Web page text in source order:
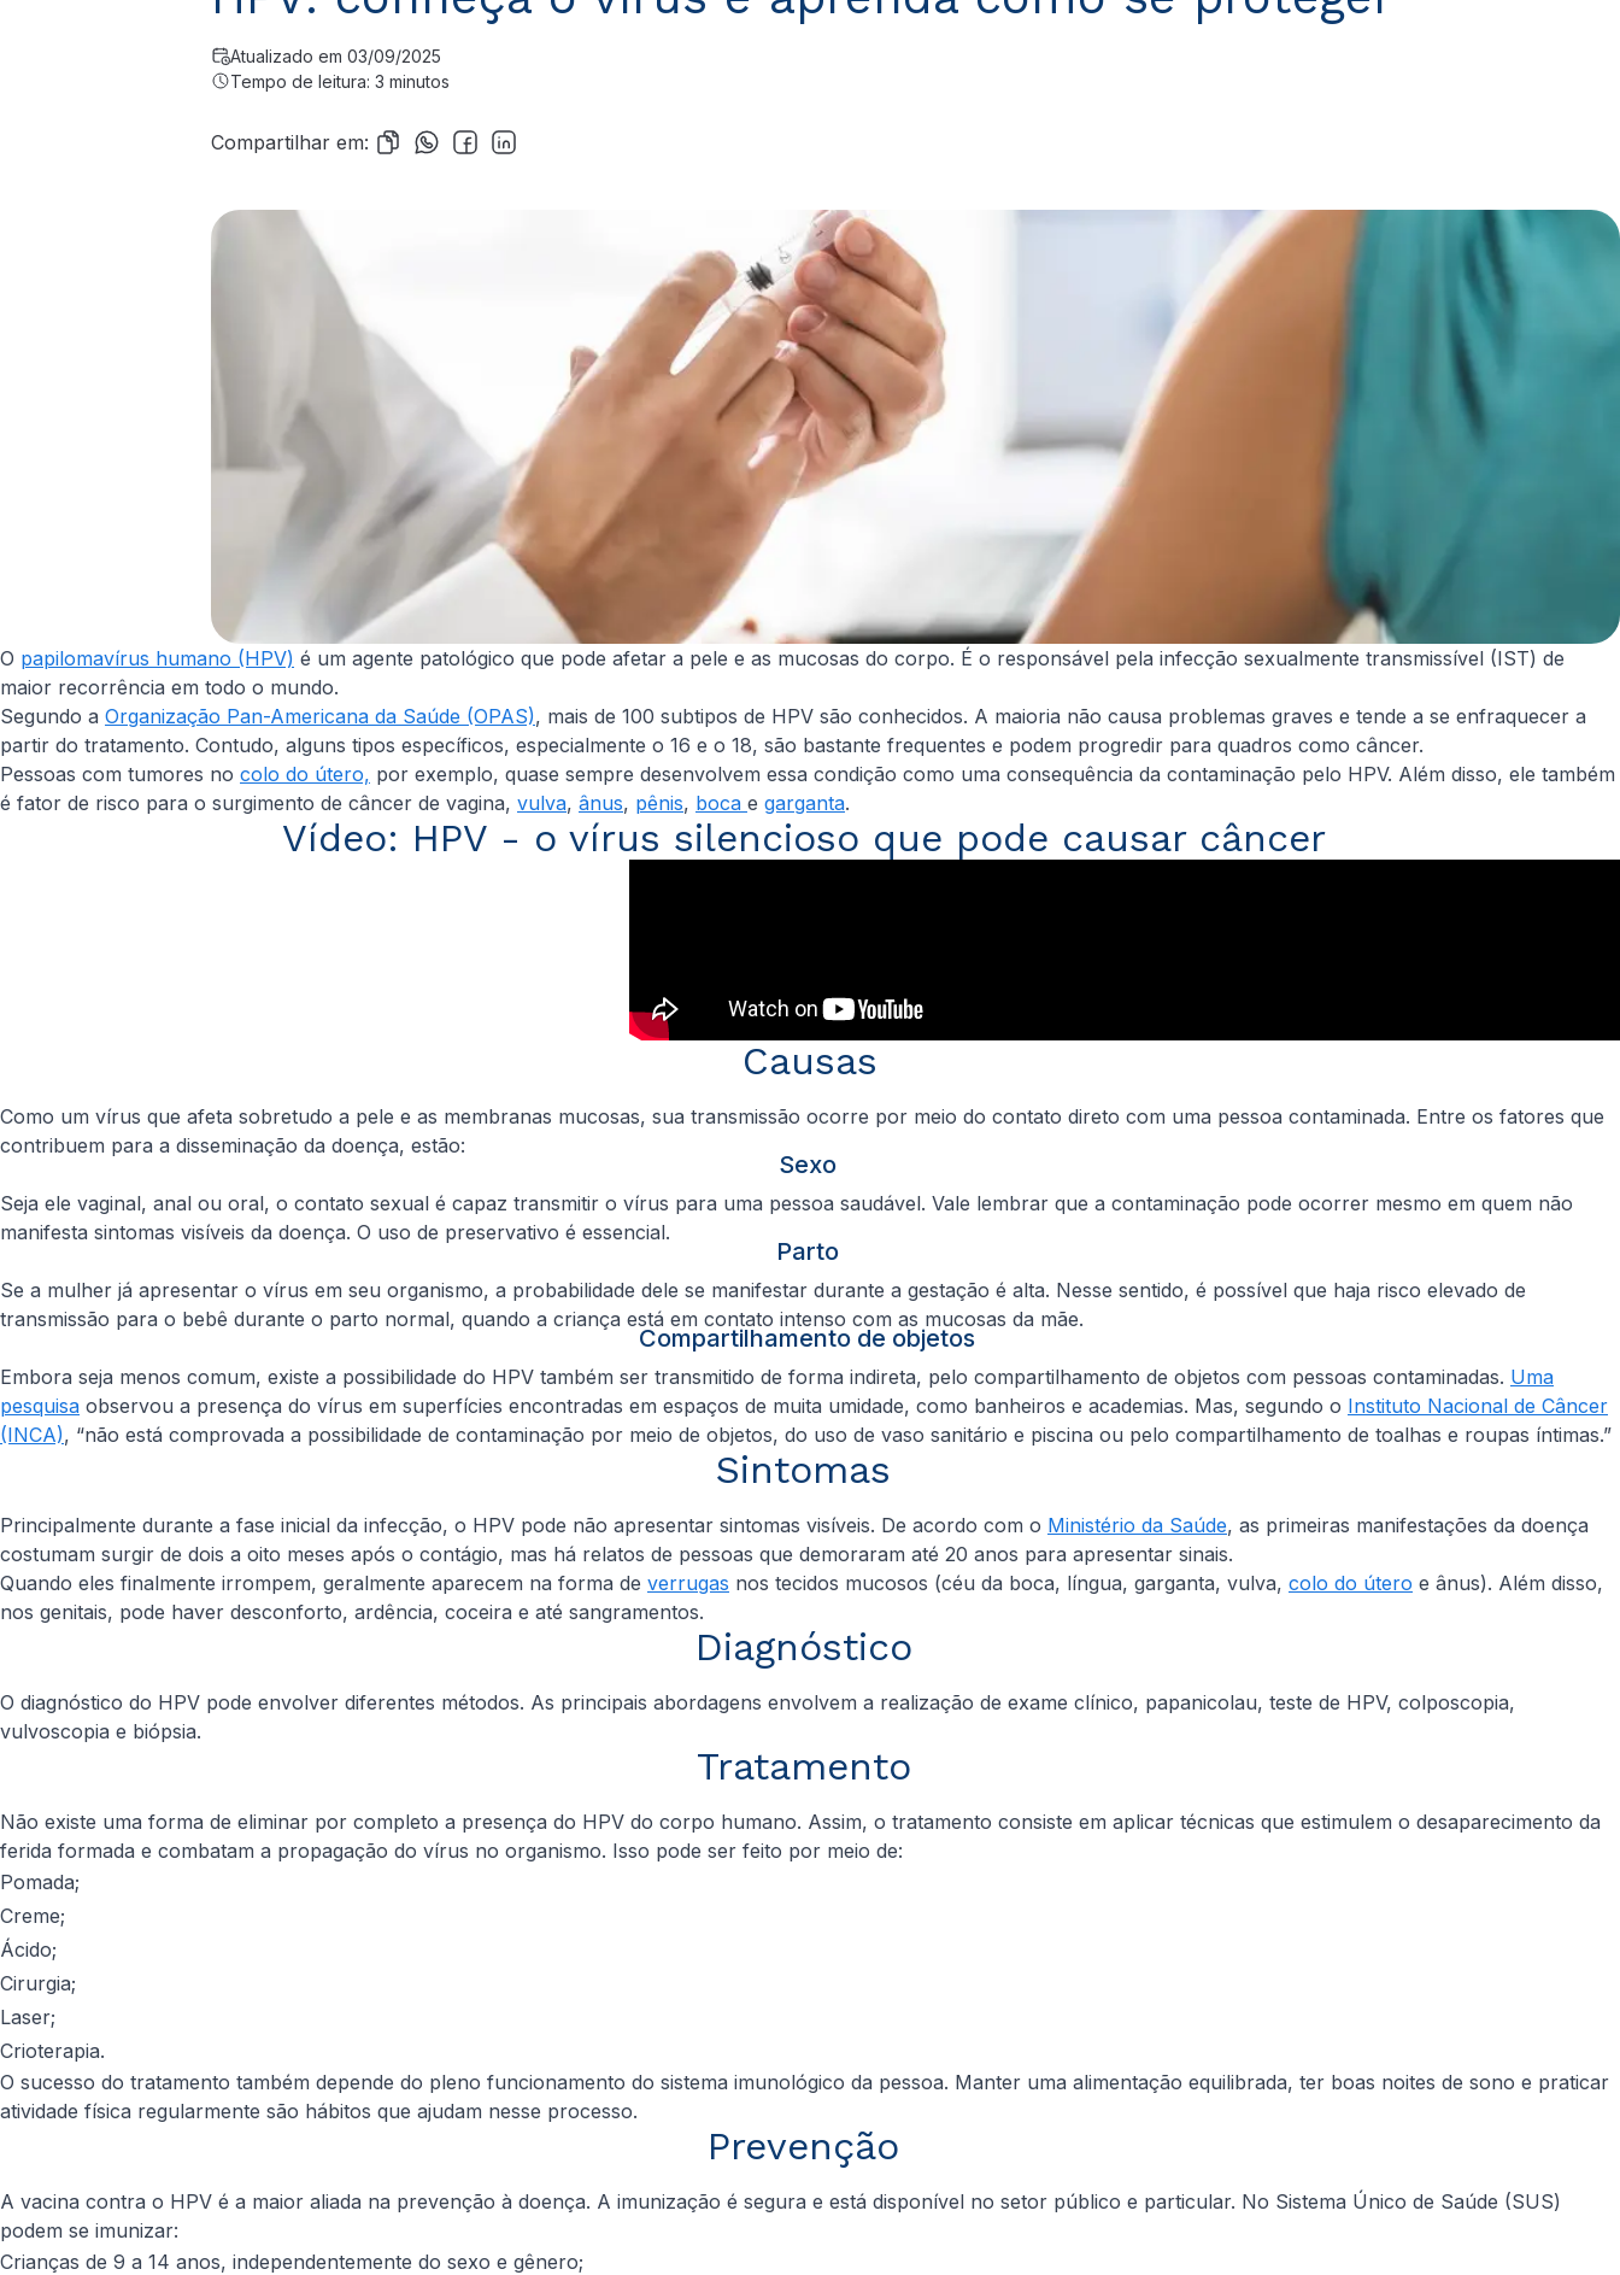
Atualizado em 03/09/2025
Tempo de leitura: 3 minutos
Compartilhar em:
O papilomavírus humano (HPV) é um agente patológico que pode afetar a pele e as mucosas do corpo. É o responsável pela infecção sexualmente transmissível (IST) de
maior recorrência em todo o mundo.
Segundo a Organização Pan-Americana da Saúde (OPAS), mais de 100 subtipos de HPV são conhecidos. A maioria não causa problemas graves e tende a se enfraquecer a
partir do tratamento. Contudo, alguns tipos específicos, especialmente o 16 e o 18, são bastante frequentes e podem progredir para quadros como câncer.
Pessoas com tumores no colo do útero, por exemplo, quase sempre desenvolvem essa condição como uma consequência da contaminação pelo HPV. Além disso, ele também
é fator de risco para o surgimento de câncer de vagina, vulva, ânus, pênis, boca e garganta.
Vídeo: HPV - o vírus silencioso que pode causar câncer
Causas
Como um vírus que afeta sobretudo a pele e as membranas mucosas, sua transmissão ocorre por meio do contato direto com uma pessoa contaminada. Entre os fatores que
contribuem para a disseminação da doença, estão:
Sexo
Seja ele vaginal, anal ou oral, o contato sexual é capaz transmitir o vírus para uma pessoa saudável. Vale lembrar que a contaminação pode ocorrer mesmo em quem não
manifesta sintomas visíveis da doença. O uso de preservativo é essencial.
Parto
Se a mulher já apresentar o vírus em seu organismo, a probabilidade dele se manifestar durante a gestação é alta. Nesse sentido, é possível que haja risco elevado de
transmissão para o bebê durante o parto normal, quando a criança está em contato intenso com as mucosas da mãe.
Compartilhamento de objetos
Embora seja menos comum, existe a possibilidade do HPV também ser transmitido de forma indireta, pelo compartilhamento de objetos com pessoas contaminadas. Uma
pesquisa observou a presença do vírus em superfícies encontradas em espaços de muita umidade, como banheiros e academias. Mas, segundo o Instituto Nacional de Câncer
(INCA), “não está comprovada a possibilidade de contaminação por meio de objetos, do uso de vaso sanitário e piscina ou pelo compartilhamento de toalhas e roupas íntimas.”
Sintomas
Principalmente durante a fase inicial da infecção, o HPV pode não apresentar sintomas visíveis. De acordo com o Ministério da Saúde, as primeiras manifestações da doença
costumam surgir de dois a oito meses após o contágio, mas há relatos de pessoas que demoraram até 20 anos para apresentar sinais.
Quando eles finalmente irrompem, geralmente aparecem na forma de verrugas nos tecidos mucosos (céu da boca, língua, garganta, vulva, colo do útero e ânus). Além disso,
nos genitais, pode haver desconforto, ardência, coceira e até sangramentos.
Diagnóstico
O diagnóstico do HPV pode envolver diferentes métodos. As principais abordagens envolvem a realização de exame clínico, papanicolau, teste de HPV, colposcopia,
vulvoscopia e biópsia.
Tratamento
Não existe uma forma de eliminar por completo a presença do HPV do corpo humano. Assim, o tratamento consiste em aplicar técnicas que estimulem o desaparecimento da
ferida formada e combatam a propagação do vírus no organismo. Isso pode ser feito por meio de:
Pomada;
Creme;
Ácido;
Cirurgia;
Laser;
Crioterapia.
O sucesso do tratamento também depende do pleno funcionamento do sistema imunológico da pessoa. Manter uma alimentação equilibrada, ter boas noites de sono e praticar
atividade física regularmente são hábitos que ajudam nesse processo.
Prevenção
A vacina contra o HPV é a maior aliada na prevenção à doença. A imunização é segura e está disponível no setor público e particular. No Sistema Único de Saúde (SUS)
podem se imunizar:
Crianças de 9 a 14 anos, independentemente do sexo e gênero;